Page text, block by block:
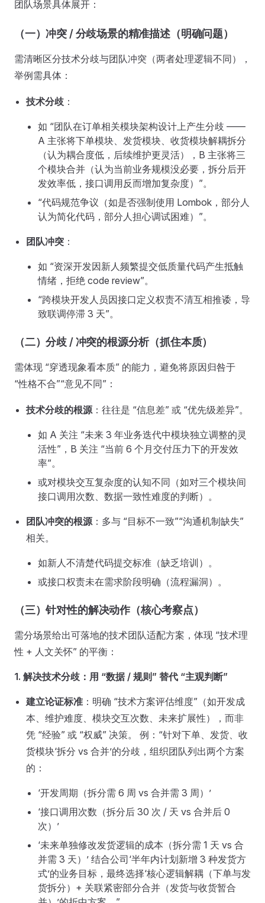
团队场景具体展开：
（一）冲突 / 分歧场景的精准描述（明确问题）
需清晰区分技术分歧与团队冲突（两者处理逻辑不同），
举例需具体：
技术分歧 ：
如 “团队在订单相关模块架构设计上产生分歧 ——
A 主张将下单模块、发货模块、收货模块解耦拆分
（认为耦合度低，后续维护更灵活），B 主张将三
个模块合并（认为当前业务规模没必要，拆分后开
发效率低，接口调用反而增加复杂度）”。
“代码规范争议（如是否强制使用 Lombok，部分人
认为简化代码，部分人担心调试困难）”。
团队冲突 ：
如 “资深开发因新人频繁提交低质量代码产生抵触
情绪，拒绝 code review”。
“跨模块开发人员因接口定义权责不清互相推诿，导
致联调停滞 3 天”。
（二）分歧 / 冲突的根源分析（抓住本质）
需体现 “穿透现象看本质” 的能力，避免将原因归咎于
“性格不合”“意见不同”：
技术分歧的根源：往往是 “信息差” 或 “优先级差异”。
如 A 关注 “未来 3 年业务迭代中模块独立调整的灵
活性”，B 关注 “当前 6 个月交付压力下的开发效
率”。
或对模块交互复杂度的认知不同（如对三个模块间
接口调用次数、数据一致性难度的判断）。
团队冲突的根源：多与 “目标不一致”“沟通机制缺失”
相关。
如新人不清楚代码提交标准（缺乏培训）。
或接口权责未在需求阶段明确（流程漏洞）。
（三）针对性的解决动作（核心考察点）
需分场景给出可落地的技术团队适配方案，体现 “技术理
性 + 人文关怀” 的平衡：
1. 解决技术分歧：用 “数据 / 规则” 替代 “主观判断”
建立论证标准 ：明确 “技术方案评估维度”（如开发成
本、维护难度、模块交互次数、未来扩展性），而非
凭 “经验” 或 “权威” 决策。 例：“针对下单、发货、收
货模块‘拆分 vs 合并’的分歧，组织团队列出两个方案
的：
‘开发周期（拆分需 6 周 vs 合并需 3 周）’
‘接口调用次数（拆分后 30 次 / 天 vs 合并后 0
次）’
‘未来单独修改发货逻辑的成本（拆分需 1 天 vs 合
并需 3 天）’ 结合公司‘半年内计划新增 3 种发货方
式’的业务目标，最终选择‘核心逻辑解耦（下单与发
货拆分）+ 关联紧密部分合并（发货与收货暂合